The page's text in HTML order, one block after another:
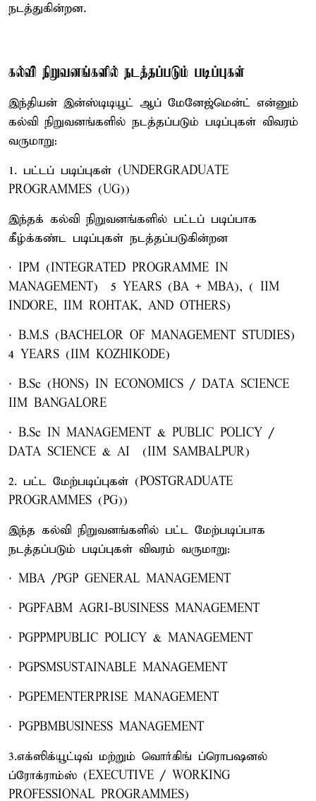
நடத்துகின்றன.
கல்வி நிறுவனங்களில் நடத்தப்படும் படிப்புகள்
இந்தியன் இன்ஸ்டிடியூட் ஆப் மேனேஜ்மென்ட் என்னும்
கல்வி நிறுவனங்களில் நடத்தப்படும் படிப்புகள் விவரம்
வருமாறு:
1. பட்டப் படிப்புகள் (UNDERGRADUATE
PROGRAMMES (UG))
இந்தக் கல்வி நிறுவனங்களில் பட்டப் படிப்பாக
கீழ்க்கண்ட படிப்புகள் நடத்தப்படுகின்றன
· IPM (INTEGRATED PROGRAMME IN
MANAGEMENT) – 5 YEARS (BA + MBA), ( IIM
INDORE, IIM ROHTAK, AND OTHERS)
· B.M.S (BACHELOR OF MANAGEMENT STUDIES) –
4 YEARS (IIM KOZHIKODE)
· B.Sc (HONS) IN ECONOMICS / DATA SCIENCE –
IIM BANGALORE
· B.Sc IN MANAGEMENT & PUBLIC POLICY /
DATA SCIENCE & AI – (IIM SAMBALPUR)
2. பட்ட மேற்படிப்புகள் (POSTGRADUATE
PROGRAMMES (PG))
இந்த கல்வி நிறுவனங்களில் பட்ட மேற்படிப்பாக
நடத்தப்படும் படிப்புகள் விவரம் வருமாறு:
· MBA /PGP GENERAL MANAGEMENT
· PGPFABM AGRI-BUSINESS MANAGEMENT
· PGPPMPUBLIC POLICY & MANAGEMENT
· PGPSMSUSTAINABLE MANAGEMENT
· PGPEMENTERPRISE MANAGEMENT
· PGPBMBUSINESS MANAGEMENT
3.எக்ஸிக்யூட்டிவ் மற்றும் வொர்கிங் ப்ரொபஷனல்
ப்ரோக்ராம்ஸ் (EXECUTIVE / WORKING
PROFESSIONAL PROGRAMMES)